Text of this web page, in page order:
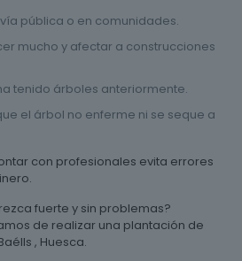
pública o en comunidades.
mucho y afectar a construcciones
tenido árboles anteriormente.
el árbol no enferme ni se seque a
con profesionales evita errores
fuerte y sin problemas?
de realizar una plantación de
, Huesca.